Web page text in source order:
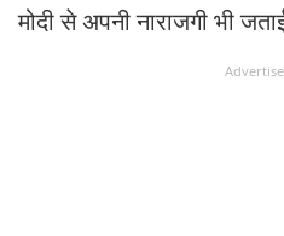
मोदी से अपनी नाराजगी भी